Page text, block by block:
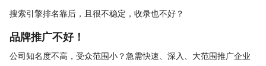
搜索引擎排名靠后，且很不稳定，收录也不好？
品牌推广不好！
公司知名度不高，受众范围小？急需快速、深入、大范围推广企业